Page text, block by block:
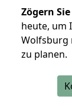
Zögern
heute, um
Wolfsburg
zu planen.